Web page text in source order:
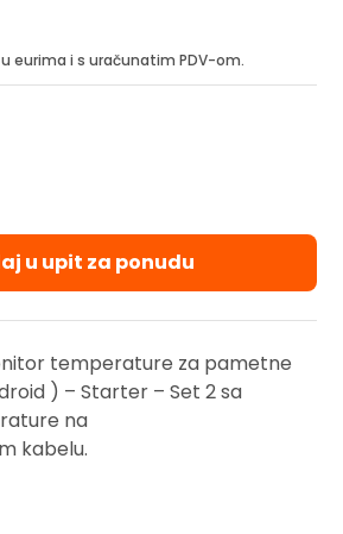
eurima i s uračunatim PDV-om.
u upit za ponudu
temperature za pametne
) – Starter – Set 2 sa
na
kabelu.